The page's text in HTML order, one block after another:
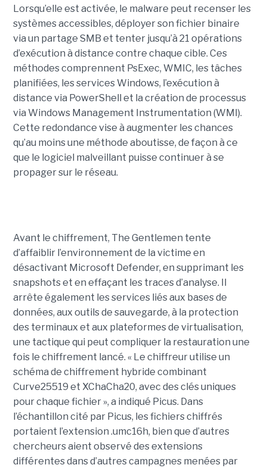
Lorsqu’elle est activée, le malware peut recenser les
systèmes accessibles, déployer son fichier binaire
via un partage SMB et tenter jusqu’à 21 opérations
d’exécution à distance contre chaque cible. Ces
méthodes comprennent PsExec, WMIC, les tâches
planifiées, les services Windows, l’exécution à
distance via PowerShell et la création de processus
via Windows Management Instrumentation (WMI).
Cette redondance vise à augmenter les chances
qu’au moins une méthode aboutisse, de façon à ce
que le logiciel malveillant puisse continuer à se
propager sur le réseau.
Avant le chiffrement, The Gentlemen tente
d’affaiblir l’environnement de la victime en
désactivant Microsoft Defender, en supprimant les
snapshots et en effaçant les traces d’analyse. Il
arrête également les services liés aux bases de
données, aux outils de sauvegarde, à la protection
des terminaux et aux plateformes de virtualisation,
une tactique qui peut compliquer la restauration une
fois le chiffrement lancé. « Le chiffreur utilise un
schéma de chiffrement hybride combinant
Curve25519 et XChaCha20, avec des clés uniques
pour chaque fichier », a indiqué Picus. Dans
l’échantillon cité par Picus, les fichiers chiffrés
portaient l’extension .umc16h, bien que d’autres
chercheurs aient observé des extensions
différentes dans d’autres campagnes menées par